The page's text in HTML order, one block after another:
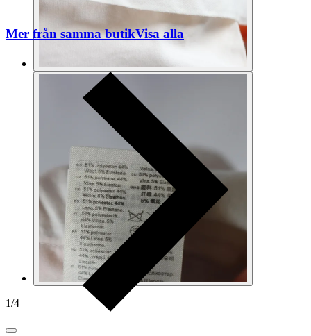
1/4
Mer från samma butikVisa alla